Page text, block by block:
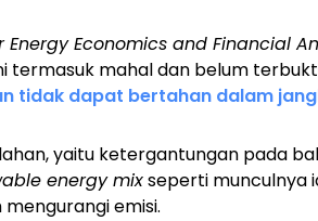
Energy Economics and Financial
termasuk mahal dan belum
tidak dapat bertahan dalam
yaitu ketergantungan pada
energy mixseperti munculnya
emisi.